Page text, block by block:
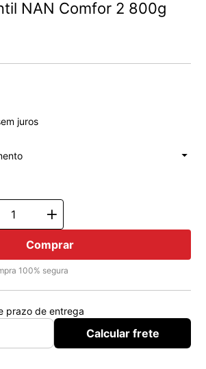
NAN Comfor 2 800g
juros
Total: R$ 90,19
Comprar
100% segura
prazo de entrega
Calcular frete